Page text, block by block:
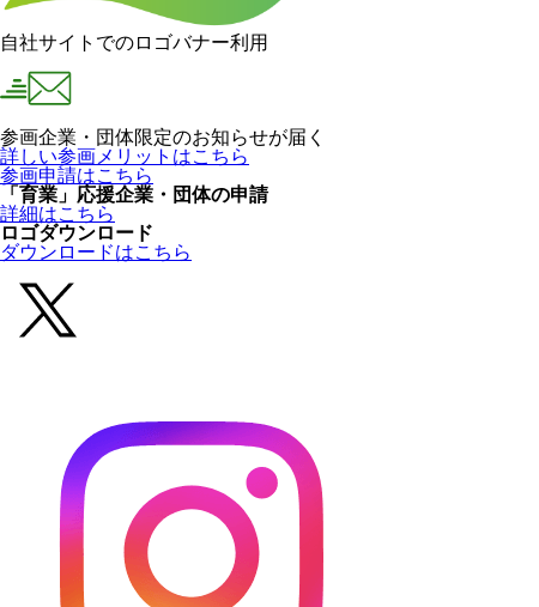
自社サイトでのロゴバナー利用
参画企業・団体限定のお知らせが届く
詳しい参画メリットはこちら
参画申請はこちら
「育業」応援企業・団体の申請
詳細はこちら
ロゴダウンロード
ダウンロードはこちら